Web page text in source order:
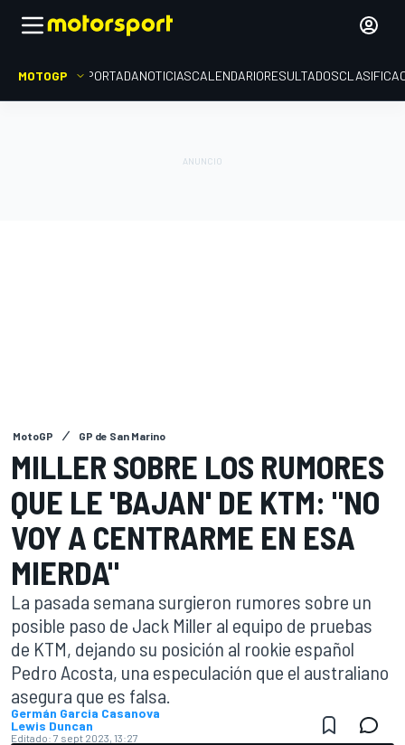
MOTOGP PORTADANOTICIASCALENDARIORESULTADOS
MotoGP GP de San Marino
MILLER SOBRE LOS RUMORES
QUE LE 'BAJAN' DE KTM: "NO
VOY A CENTRARME EN ESA
MIERDA"
La pasada semana surgieron rumores sobre un
posible paso de Jack Miller al equipo de pruebas
de KTM, dejando su posición al rookie español
Pedro Acosta, una especulación que el australiano
asegura que es falsa.
Germán Garcia Casanova
Lewis Duncan
Editado: 7 sept 2023, 13:27